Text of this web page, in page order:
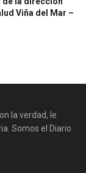
Viña del Mar –
la verdad, le
Somos el Diario